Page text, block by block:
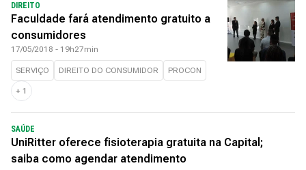
DIREITO
Faculdade fará atendimento gratuito a
consumidores
17/05/2018 - 19h27min
SERVIÇO DIREITO DO CONSUMIDOR PROCON
+ 1
SAÚDE
UniRitter oferece fisioterapia gratuita na Capital;
saiba como agendar atendimento